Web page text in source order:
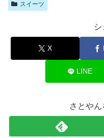
スイーツ
シ
X
LINE
さとや